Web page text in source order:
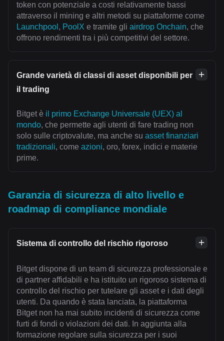
token con potenziale a costi relativamente bassi
attraverso il mining e altri metodi su piattaforme come
Launchpool , PoolX e tramite gli airdrop Onchain, che
offrono rendimenti tra i più competitivi del settore.
Grande varietà di classi di asset disponibili per
il trading
Bitget è il primo Exchange Universale (UEX) al
mondo, che permette agli utenti di fare trading non
solo sulle criptovalute, ma anche su asset finanziari
tradizionali, come azioni, oro, forex, indici e materie
prime.
Garanzia di sicurezza di alto livello e
roadmap di compliance mondiale
Sistema di controllo del rischio rigoroso
Bitget dispone di un team di sicurezza professionale e
di partner affidabili e ha istituito un rigoroso sistema di
controllo del rischio per tutelare gli asset e i dati degli
utenti. Da quando è stata lanciata, la piattaforma
Bitget non ha mai subito incidenti di sicurezza come
furti di fondi o violazioni dei dati. In aggiunta alla
formazione regolare sulla sicurezza per i suoi